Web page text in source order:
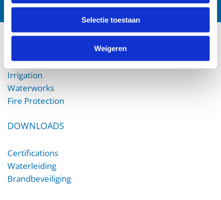
Selectie toestaan
Weigeren
Irrigation
Waterworks
Fire Protection
DOWNLOADS
Certifications
Waterleiding
Brandbeveiliging